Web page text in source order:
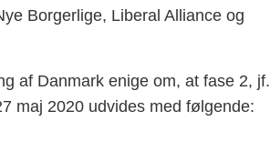
Borgerlige, Liberal Alliance og
af Danmark enige om, at fase 2, jf.
maj 2020 udvides med følgende: